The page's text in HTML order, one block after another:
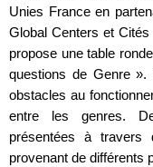
Unies France en
Global Centers et
propose une table
questions de Genre ».
obstacles au
entre les genres.
présentées à travers
provenant de différents